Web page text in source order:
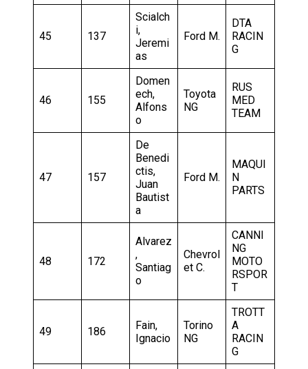
45 137
Scialch
i,
Jeremi
as
Ford M.
DTA
RACIN
G
46 155
Domen
ech,
Alfons
o
Toyota
NG
RUS
MED
TEAM
47 157
De
Benedi
ctis,
Juan
Bautist
a
Ford M.
MAQUI
N
PARTS
48 172
Alvarez
,
Santiag
o
Chevrol
et C.
CANNI
NG
MOTO
RSPOR
T
49 186
Fain,
Ignacio
Torino
NG
TROTT
A
RACIN
G